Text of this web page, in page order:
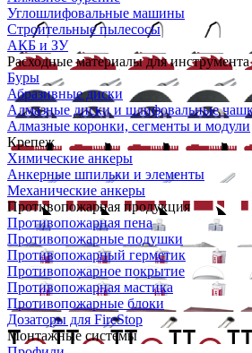
Углошлифовальные машины
Строительные пылесосы
АКБ и ЗУ
Расходные материалы для инструмента
Буры
Абразивные диски
Алмазные диски и шлифовальные
Алмазные коронки, сегменты и модули
Крепеж
Химические анкеры
Анкерные шпильки и элементы
Механические анкеры
Противопожарная продукция
Противопожарная пена
Противопожарные подушки
Противопожарный герметик
Противопожарное покрытие
Противопожарная мастика
Противопожарные блоки
Дозаторы для FireStop
Монтажные системы